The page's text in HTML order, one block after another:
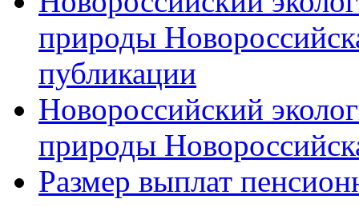
природы
публикации
Новороссийский
природы
Размер выплат